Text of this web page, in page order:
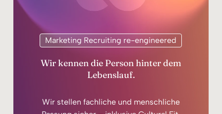
Marketing Recruiting re-engineered
Wir kennen die Person hinter dem
Lebenslauf.
Wir stellen fachliche und menschliche